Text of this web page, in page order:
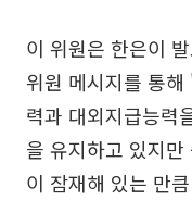
이 위원은 한은이
위원 메시지를 통
력과 대외지급능력
을 유지하고 있지
이 잠재해 있는 만